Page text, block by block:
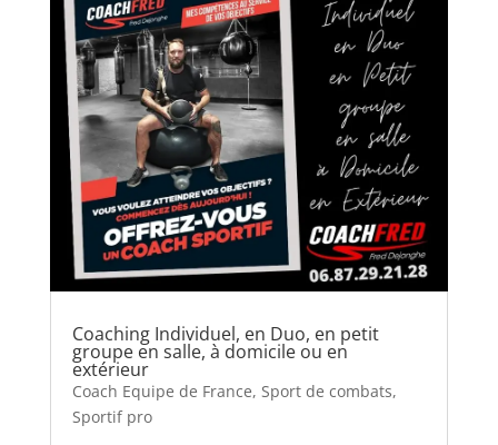
Coaching Individuel, en Duo, en petit
groupe en salle, à domicile ou en
extérieur
Coach Equipe de France, Sport de combats,
Sportif pro